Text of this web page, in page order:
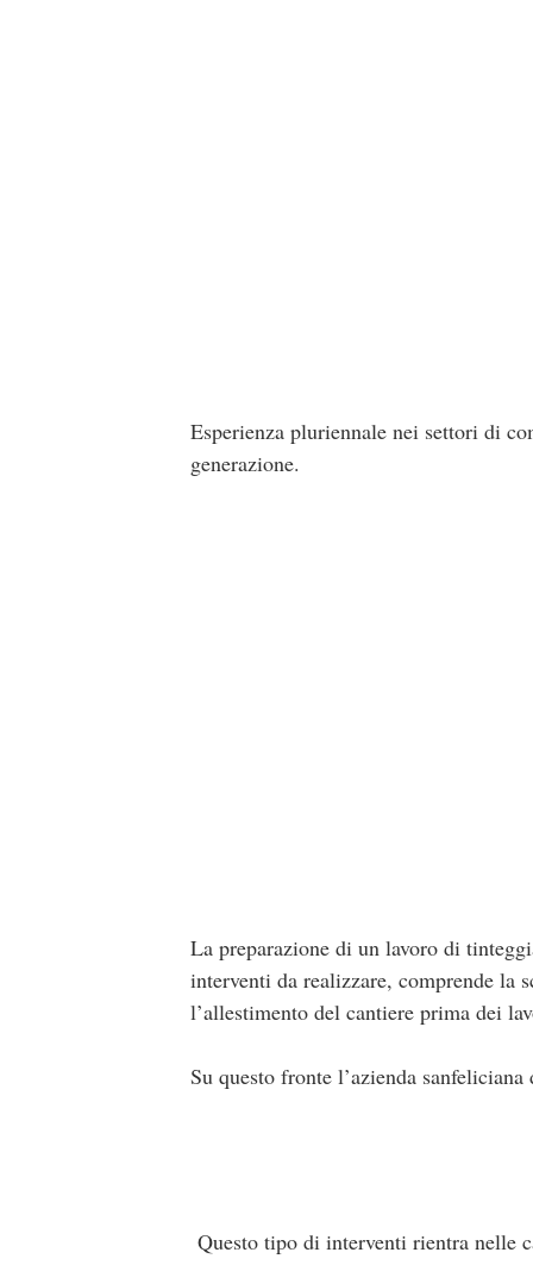
Esperienza pluriennale nei settori di
generazione.
La preparazione di un lavoro di
interventi da realizzare, comprende la
l’allestimento del cantiere prima dei
Su questo fronte l’azienda
Questo tipo di interventi rientra nelle